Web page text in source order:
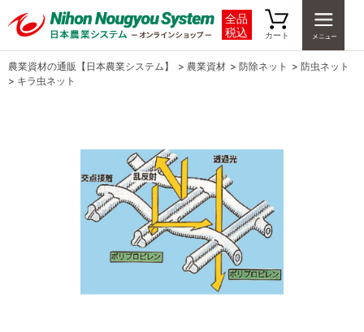
全品
税込
カート
農業資材の通販【日本農業システム】 > 農業資材 > 防除ネット > 防虫ネット
> キラ虫ネット